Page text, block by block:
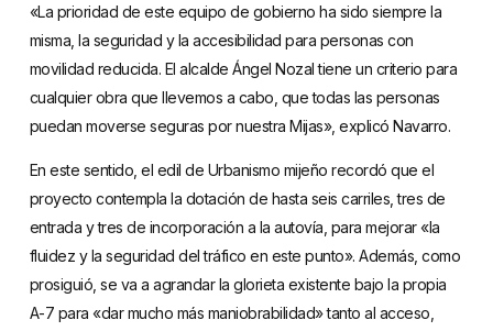
«La prioridad de este equipo de gobierno ha sido siempre la
misma, la seguridad y la accesibilidad para personas con
movilidad reducida. El alcalde Ángel Nozal tiene un criterio para
cualquier obra que llevemos a cabo, que todas las personas
puedan moverse seguras por nuestra Mijas», explicó Navarro.
En este sentido, el edil de Urbanismo mijeño recordó que el
proyecto contempla la dotación de hasta seis carriles, tres de
entrada y tres de incorporación a la autovía, para mejorar «la
fluidez y la seguridad del tráfico en este punto». Además, como
prosiguió, se va a agrandar la glorieta existente bajo la propia
A-7 para «dar mucho más maniobrabilidad» tanto al acceso,